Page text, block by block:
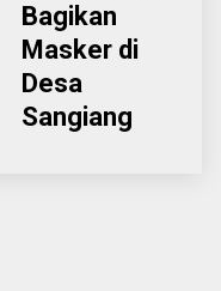
Bagikan
Masker di
Desa
Sangiang